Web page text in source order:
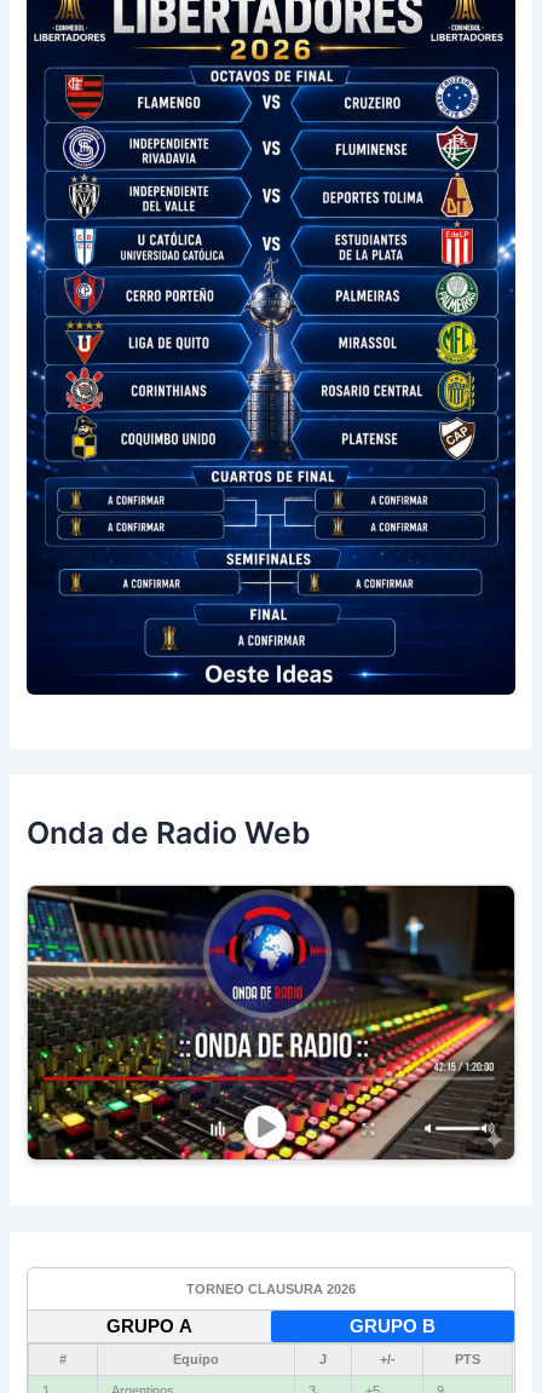
Onda de Radio Web
TORNEO CLAUSURA 2026
GRUPO A GRUPO B
# Equipo J +/- PTS